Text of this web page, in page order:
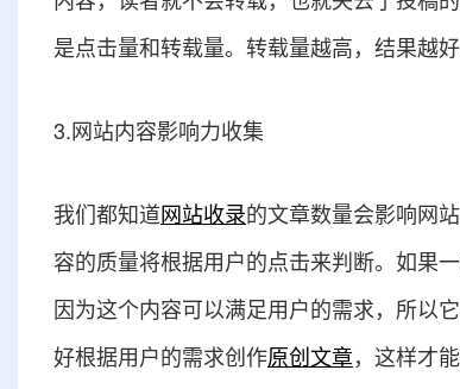
是点击量和转载量。转载量越高，结果越
3.网站内容影响力收集
我们都知道网站收录的文章数量会影响网
容的质量将根据用户的点击来判断。如果
因为这个内容可以满足用户的需求，所以
好根据用户的需求创作原创文章，这样才